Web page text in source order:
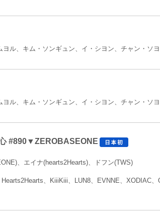
ル、キム・ソンギュン、イ・シヨン、チャン・ソ
ル、キム・ソンギュン、イ・シヨン、チャン・ソ
#890▼ZEROBASEONE
、エイナ(hearts2Hearts)、ドフン(TWS)
、KiiiKiii、LUN8、EVNNE、XODIAC